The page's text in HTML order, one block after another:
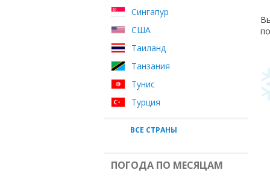
Сингапур
США
Таиланд
Танзания
Тунис
Турция
ВСЕ СТРАНЫ
ПОГОДА ПО МЕСЯЦАМ